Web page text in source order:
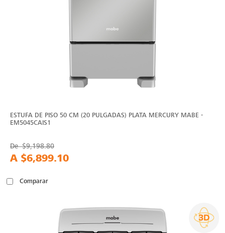
ESTUFA DE PISO 50 CM (20 PULGADAS) PLATA MERCURY MABE -
EM5045CAIS1
De$9,198.80
A $6,899.10
Comparar